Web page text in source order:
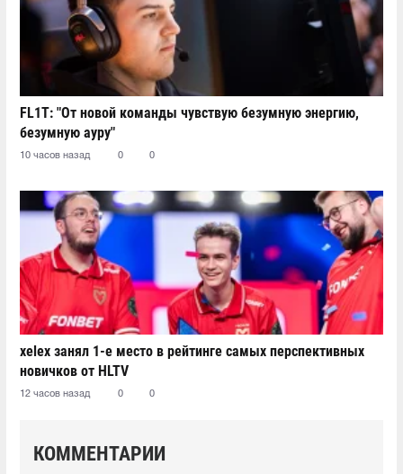
FL1T: "От новой команды чувствую безумную энергию,
безумную ауру"
10 часов назад 0 0
xelex⁠ занял 1-е место в рейтинге самых перспективных
новичков от HLTV
12 часов назад 0 0
КОММЕНТАРИИ